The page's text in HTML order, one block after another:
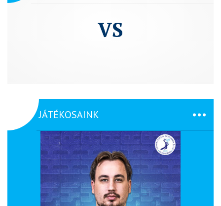
VS
JÁTÉKOSAINK